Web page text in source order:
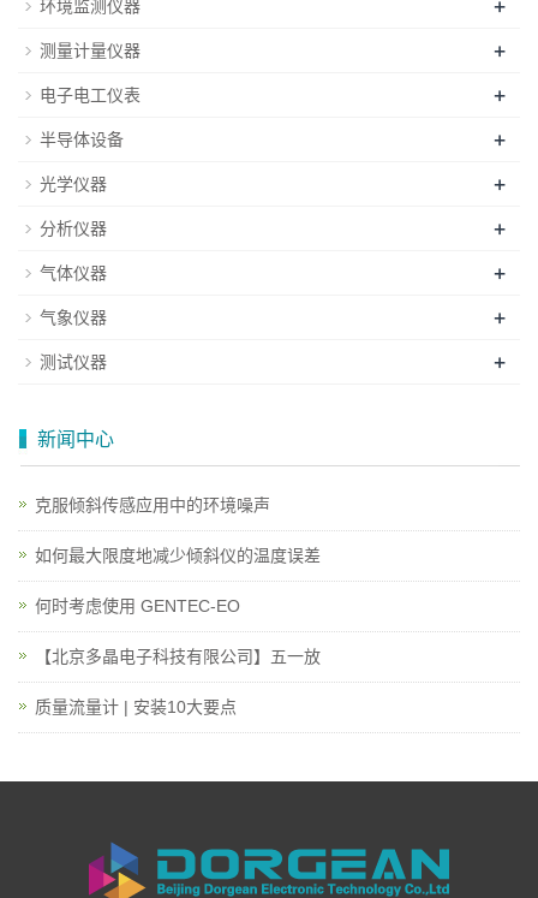
环境监测仪器 +
测量计量仪器 +
电子电工仪表 +
半导体设备 +
光学仪器 +
分析仪器 +
气体仪器 +
气象仪器 +
测试仪器 +
新闻中心
克服倾斜传感应用中的环境噪声
如何最大限度地减少倾斜仪的温度误差
何时考虑使用 GENTEC-EO
【北京多晶电子科技有限公司】五一放
质量流量计 | 安装10大要点